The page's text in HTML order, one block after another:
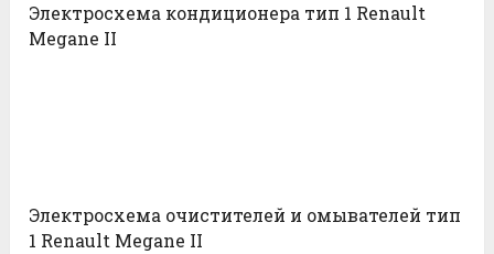
Электросхема кондиционера тип 1 Renault
Megane II
Электросхема очистителей и омывателей тип
1 Renault Megane II